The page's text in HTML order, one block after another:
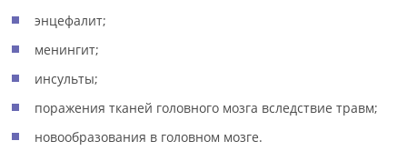
энцефалит;
менингит;
инсульты;
поражения тканей головного мозга вследствие травм;
новообразования в головном мозге.